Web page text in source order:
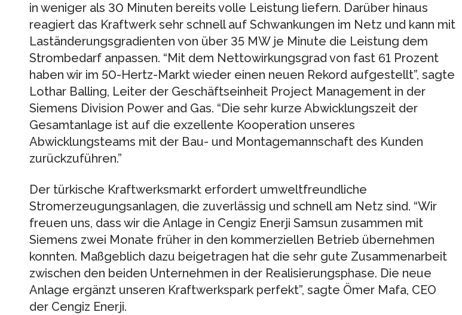
in weniger als 30 Minuten bereits volle Leistung liefern. Darüber hinaus
reagiert das Kraftwerk sehr schnell auf Schwankungen im Netz und kann mit
Laständerungsgradienten von über 35 MW je Minute die Leistung dem
Strombedarf anpassen. “Mit dem Nettowirkungsgrad von fast 61 Prozent
haben wir im 50-Hertz-Markt wieder einen neuen Rekord aufgestellt”, sagte
Lothar Balling, Leiter der Geschäftseinheit Project Management in der
Siemens Division Power and Gas. “Die sehr kurze Abwicklungszeit der
Gesamtanlage ist auf die exzellente Kooperation unseres
Abwicklungsteams mit der Bau- und Montagemannschaft des Kunden
zurückzuführen.”
Der türkische Kraftwerksmarkt erfordert umweltfreundliche
Stromerzeugungsanlagen, die zuverlässig und schnell am Netz sind. “Wir
freuen uns, dass wir die Anlage in Cengiz Enerji Samsun zusammen mit
Siemens zwei Monate früher in den kommerziellen Betrieb übernehmen
konnten. Maßgeblich dazu beigetragen hat die sehr gute Zusammenarbeit
zwischen den beiden Unternehmen in der Realisierungsphase. Die neue
Anlage ergänzt unseren Kraftwerkspark perfekt”, sagte Ömer Mafa, CEO
der Cengiz Enerji.